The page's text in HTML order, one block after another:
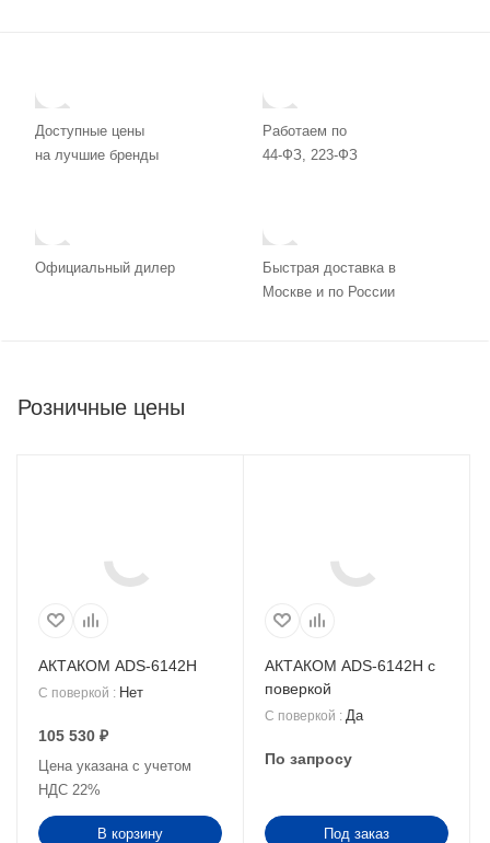
Доступные цены
на лучшие бренды
Работаем по
44-ФЗ, 223-ФЗ
Официальный дилер
Быстрая доставка в
Москве и по России
Розничные цены
АКТАКОМ ADS-6142H
С поверкой : Нет
105 530 ₽
Цена указана с учетом
НДС 22%
В корзину
АКТАКОМ ADS-6142H с
поверкой
С поверкой : Да
По запросу
Под заказ